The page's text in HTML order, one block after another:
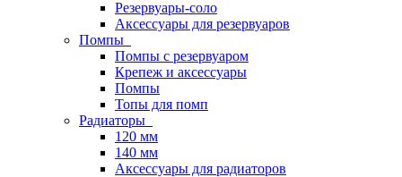
Резервуары-соло
Аксессуары для резервуаров
Помпы
Помпы с резервуаром
Крепеж и аксессуары
Помпы
Топы для помп
Радиаторы
120 мм
140 мм
Аксессуары для радиаторов